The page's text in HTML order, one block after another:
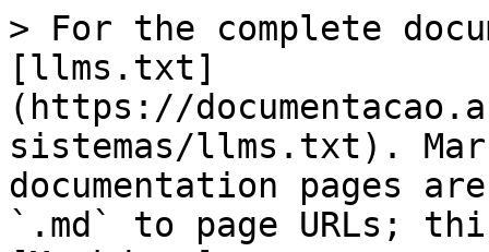
> For the complete
[llms.txt]
(https://
sistemas/llms.txt).
documentation pages
`.md` to page URLs;